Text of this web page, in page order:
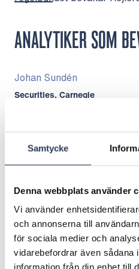
Samtycke
Denna webbplats använder
Vi använder
och annonserna till
för sociala medier och
vidarebefordrar även sådana
ANALYTIKER SOM
Johan Sundén
Securities, Carnegie
Daniel Djurberg
dadj03@handelsbanken.se
Telefon: +46 725 44 55 75
Fredrik Lithell
Handelsbanken, Capital
frli24@handelsbanken.se